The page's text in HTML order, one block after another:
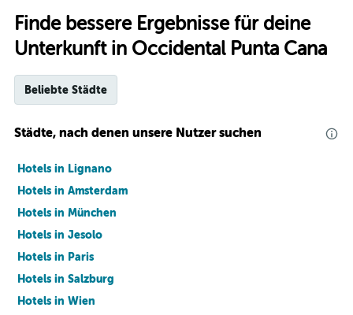
Finde bessere Ergebnisse für deine
Unterkunft in Occidental Punta Cana
Beliebte Städte
Städte, nach denen unsere Nutzer suchen
Hotels in Lignano
Hotels in Amsterdam
Hotels in München
Hotels in Jesolo
Hotels in Paris
Hotels in Salzburg
Hotels in Wien